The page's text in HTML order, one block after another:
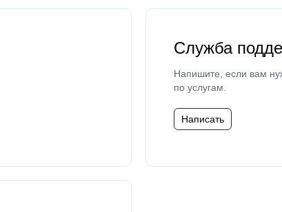
Служба
Напишите, если вам
по услугам.
Написать